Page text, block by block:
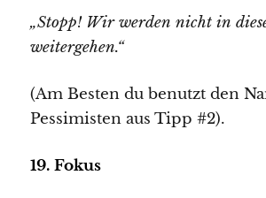
„Stopp! Wir werden nicht in
weitergehen.“
(Am Besten du benutzt den
Pessimisten aus Tipp #2).
19. Fokus